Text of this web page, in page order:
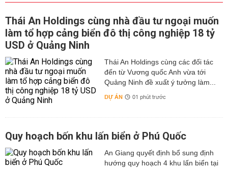
Thái An Holdings cùng nhà đầu tư ngoại muốn
làm tổ hợp cảng biển đô thị công nghiệp 18 tỷ
USD ở Quảng Ninh
Thái An Holdings cùng các đối tác
đến từ Vương quốc Anh vừa tới
Quảng Ninh đề xuất ý tưởng làm...
DỰ ÁN 01 phút trước
Quy hoạch bốn khu lấn biển ở Phú Quốc
An Giang quyết định bổ sung định
hướng quy hoạch 4 khu lấn biển tại